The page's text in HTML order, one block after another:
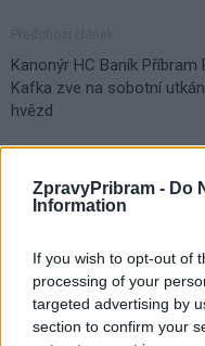
ZpravyPribram - Do
Information
If you wish to opt-out of
processing of your
targeted advertising by
section to confirm your
Kanonýr HC Baník Příbram
Kafka zve na sobotní
hvězd
SOUVISEJÍCÍ ČLÁNKY
VÍCE OD AUTORA
Zpravodajství
Většina
výborné
Živohošti